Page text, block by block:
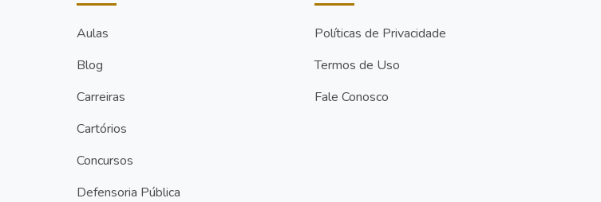
Aulas
Blog
Carreiras
Cartórios
Concursos
Defensoria Pública
Políticas de Privacidade
Termos de Uso
Fale Conosco